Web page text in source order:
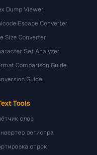
Dump Viewer
Escape Converter
Size Converter
Set Analyzer
Comparison Guide
Guide
Tools
слов
регистра
строк